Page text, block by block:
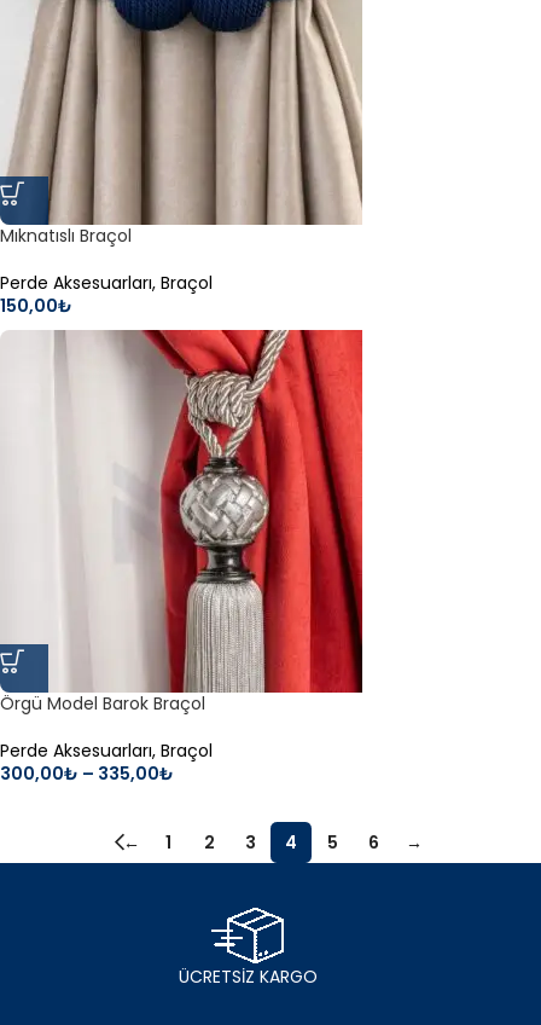
Mıknatıslı Braçol
Perde Aksesuarları, Braçol
150,00₺
Örgü Model Barok Braçol
Perde Aksesuarları, Braçol
300,00₺ – 335,00₺
← 1 2 3 4 5 6 →
ÜCRETSİZ KARGO